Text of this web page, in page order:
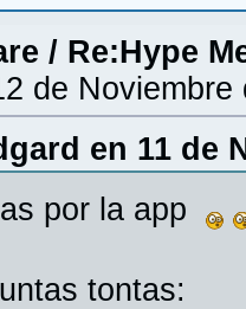
/ Re:Hype
de
en 11 de
por la app
tontas: